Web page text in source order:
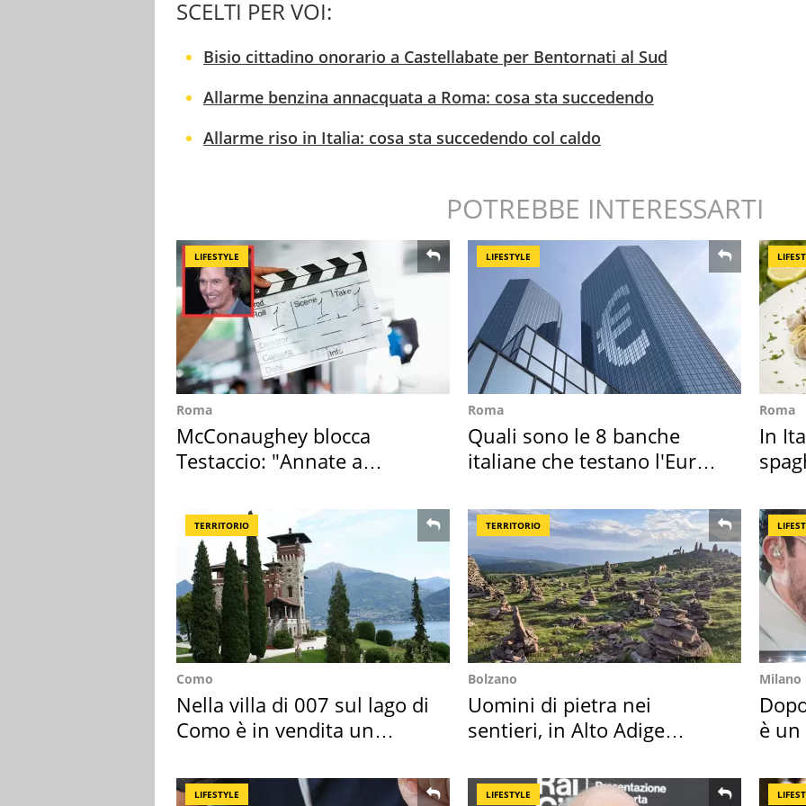
SCELTI PER VOI:
Bisio cittadino onorario a Castellabate per Bentornati al Sud
Allarme benzina annacquata a Roma: cosa sta succedendo
Allarme riso in Italia: cosa sta succedendo col caldo
POTREBBE INTERESSARTI
LIFESTYLE
Roma
McConaughey blocca
Testaccio: "Annate a
LIFESTYLE
Roma
Quali sono le 8 banche
italiane che testano l'Euro
Roma
In
TERRITORIO
Como
Nella villa di 007 sul lago di
Como è in vendita un
TERRITORIO
Bolzano
Uomini di pietra nei
sentieri, in Alto Adige
Milano
è un
LIFESTYLE LIFESTYLE